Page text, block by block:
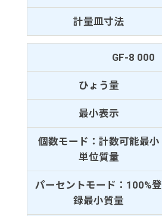
計量皿寸法
GF-8 000
ひょう量
最小表示
個数モード：計数可能最小
単位質量
パーセントモード：100%登
録最小質量